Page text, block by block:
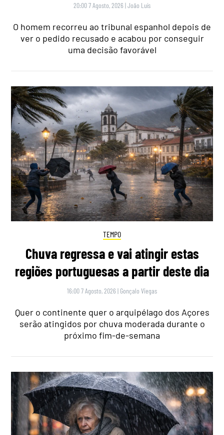
20:00 7 Agosto, 2026 |João Luís
O homem recorreu ao tribunal espanhol depois de
ver o pedido recusado e acabou por conseguir
uma decisão favorável
TEMPO
Chuva regressa e vai atingir estas
regiões portuguesas a partir deste dia
16:00 7 Agosto, 2026 | Gonçalo Viegas
Quer o continente quer o arquipélago dos Açores
serão atingidos por chuva moderada durante o
próximo fim-de-semana